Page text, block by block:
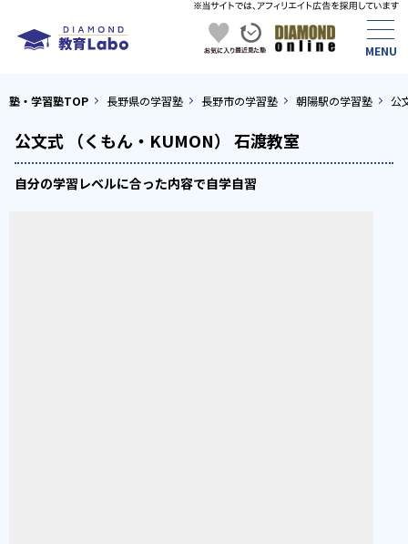
塾・学習塾TOP 長野県の学習塾 長野市の学習塾 朝陽駅の学習塾 公
公文式 （くもん・KUMON） 石渡教室
自分の学習レベルに合った内容で自学自習